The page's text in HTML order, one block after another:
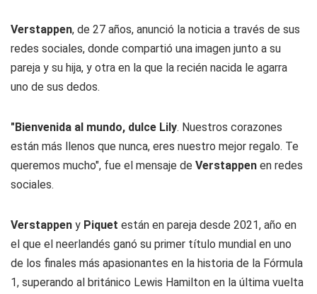
Verstappen, de 27 años, anunció la noticia a través de sus
redes sociales, donde compartió una imagen junto a su
pareja y su hija, y otra en la que la recién nacida le agarra
uno de sus dedos.
"Bienvenida al mundo, dulce Lily. Nuestros corazones
están más llenos que nunca, eres nuestro mejor regalo. Te
queremos mucho", fue el mensaje de Verstappen en redes
sociales.
Verstappen y Piquet están en pareja desde 2021, año en
el que el neerlandés ganó su primer título mundial en uno
de los finales más apasionantes en la historia de la Fórmula
1, superando al británico Lewis Hamilton en la última vuelta